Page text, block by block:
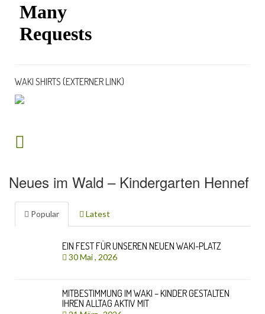
WAKI SHIRTS (EXTERNER LINK)
Neues im Wald – Kindergarten Hennef
Popular Latest
EIN FEST FÜR UNSEREN NEUEN WAKI-PLATZ
30 Mai , 2026
MITBESTIMMUNG IM WAKI – KINDER GESTALTEN
IHREN ALLTAG AKTIV MIT